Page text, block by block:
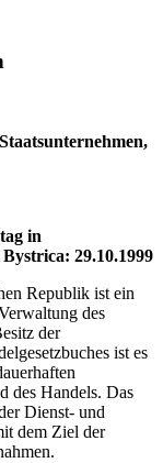
in
29.10.1999
Republik ist ein
des
der
ist es
des Handels. Das
Dienst- und
dem Ziel der